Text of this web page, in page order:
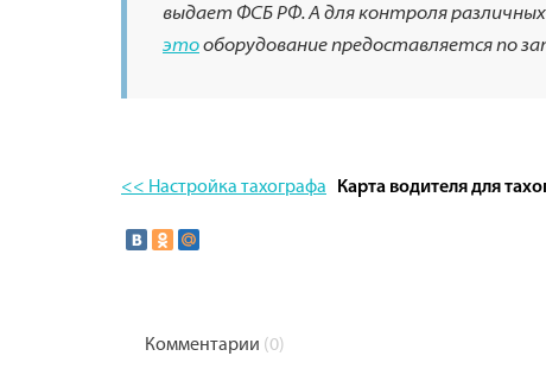
выдает ФСБ РФ. А для контроля
этооборудование предоставляется по
<< Настройка тахографа Карта водителя для
Комментарии (0)